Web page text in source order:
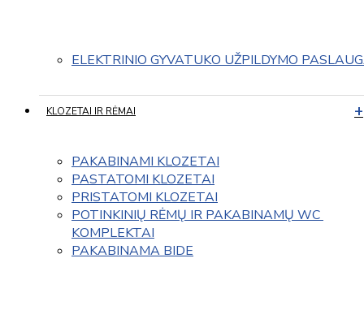
ELEKTRINIO GYVATUKO UŽPILDYMO
KLOZETAI IR RĖMAI
PAKABINAMI KLOZETAI
PASTATOMI KLOZETAI
PRISTATOMI KLOZETAI
POTINKINIŲ RĖMŲ IR PAKABINAMŲ WC
KOMPLEKTAI
PAKABINAMA BIDE